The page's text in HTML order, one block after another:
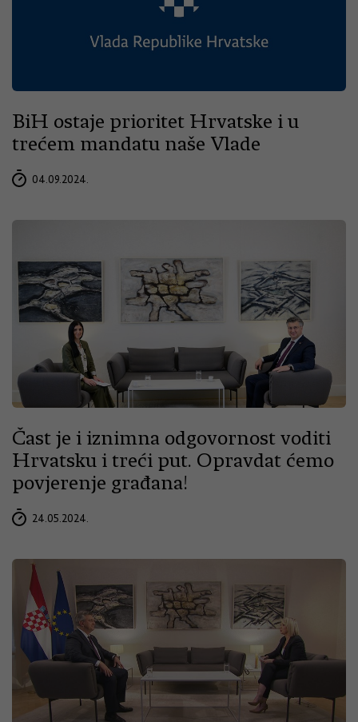
BiH ostaje prioritet Hrvatske i u
trećem mandatu naše Vlade
04.09.2024.
Čast je i iznimna odgovornost voditi
Hrvatsku i treći put. Opravdat ćemo
povjerenje građana!
24.05.2024.